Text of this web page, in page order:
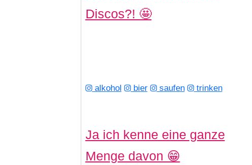
Discos?! 🤩
alkohol bier saufen trinken
Ja ich kenne eine ganze
Menge davon 😁